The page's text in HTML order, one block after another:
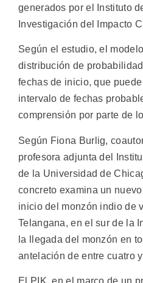
generados por el Instituto
Investigación del Impacto
Según el estudio, el
distribución de
fechas de inicio, que
intervalo de fechas
comprensión por parte de
Según Fiona Burlig,
profesora adjunta del
de la Universidad de
concreto examina un
inicio del monzón indio de
Telangana, en el sur de la
la llegada del monzón en
antelación de entre cuatro
El PIK, en el marco de un